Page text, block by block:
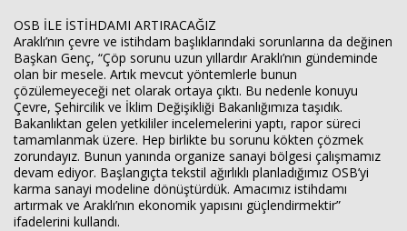
OSB İLE İSTİHDAMI ARTIRACAĞIZ
Araklı’nın çevre ve istihdam başlıklarındaki sorunlarına da değinen
Başkan Genç, “Çöp sorunu uzun yıllardır Araklı’nın gündeminde
olan bir mesele. Artık mevcut yöntemlerle bunun
çözülemeyeceği net olarak ortaya çıktı. Bu nedenle konuyu
Çevre, Şehircilik ve İklim Değişikliği Bakanlığımıza taşıdık.
Bakanlıktan gelen yetkililer incelemelerini yaptı, rapor süreci
tamamlanmak üzere. Hep birlikte bu sorunu kökten çözmek
zorundayız. Bunun yanında organize sanayi bölgesi çalışmamız
devam ediyor. Başlangıçta tekstil ağırlıklı planladığımız OSB’yi
karma sanayi modeline dönüştürdük. Amacımız istihdamı
artırmak ve Araklı’nın ekonomik yapısını güçlendirmektir”
ifadelerini kullandı.